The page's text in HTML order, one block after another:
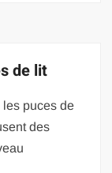
de lit
puces de
des